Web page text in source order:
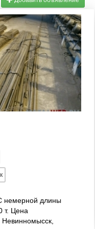
немерной длины
т. Цена